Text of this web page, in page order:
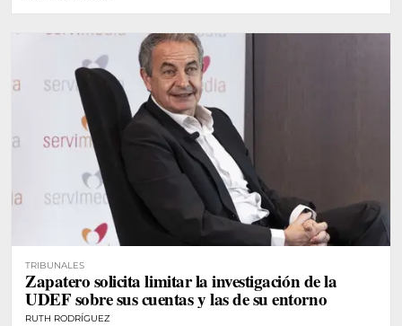
TRIBUNALES
Zapatero solicita limitar la investigación de la
UDEF sobre sus cuentas y las de su entorno
RUTH RODRÍGUEZ